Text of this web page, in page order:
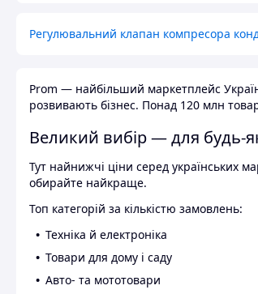
Регулювальний клапан компресора
Prom — найбільший маркетплейс
розвивають бізнес. Понад 120 млн
Великий вибір — для будь-
Тут найнижчі ціни серед українських
обирайте найкраще.
Топ категорій за кількістю замовлень:
Техніка й електроніка
Товари для дому і саду
Авто- та мототовари